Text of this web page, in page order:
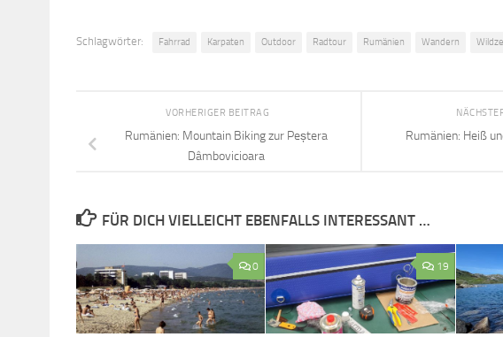
Schlagwörter: Fahrrad Karpaten Outdoor Radtour Rumänien Wandern
Rumänien: Heiß
VORHERIGER BEITRAG
Rumänien: Mountain Biking zur Peștera
Dâmbovicioara
FÜR DICH VIELLEICHT EBENFALLS INTERESSANT …
0 19